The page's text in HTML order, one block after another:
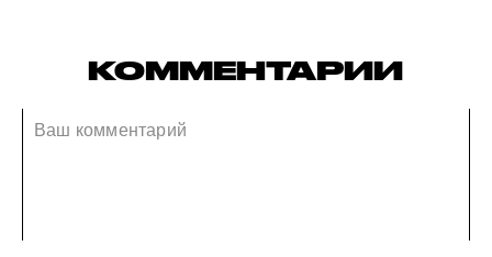
КОММЕНТАРИИ